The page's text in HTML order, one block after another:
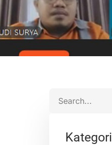
Kategori